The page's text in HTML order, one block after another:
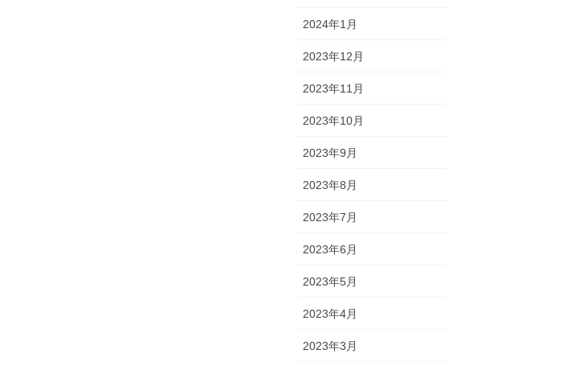
2024年1月
2023年12月
2023年11月
2023年10月
2023年9月
2023年8月
2023年7月
2023年6月
2023年5月
2023年4月
2023年3月